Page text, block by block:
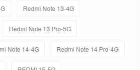
Redmi Note 13-4G
Redmi Note 13 Pro-5G
Note 14-4G Redmi Note 14 Pro-4G